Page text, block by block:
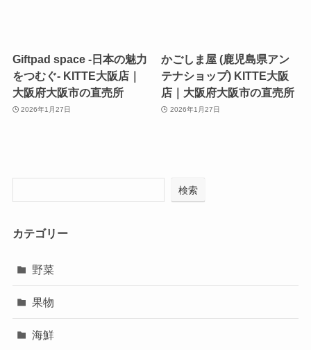
Giftpad space -日本の魅力
をつむぐ- KITTE大阪店｜
大阪府大阪市の直売所
2026年1月27日
かごしま屋 (鹿児島県アン
テナショップ) KITTE大阪
店｜大阪府大阪市の直売所
2026年1月27日
検索
カテゴリー
野菜
果物
海鮮